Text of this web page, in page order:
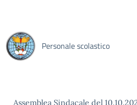
Personale scolastico
Assemblea Sindacale del